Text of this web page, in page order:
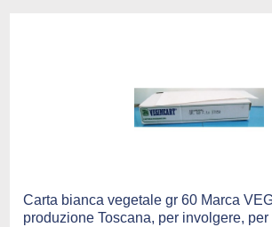
Carta bianca vegetale gr 60 Marca
produzione Toscana, per involgere,